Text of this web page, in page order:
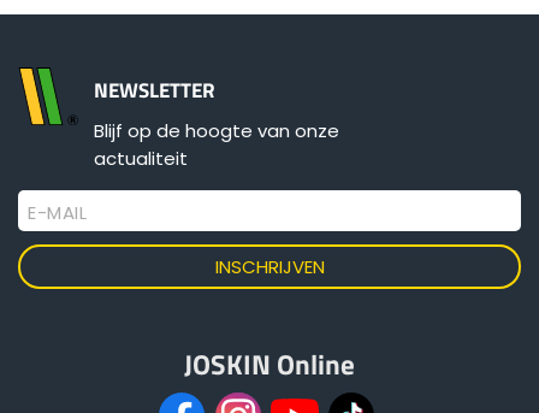
NEWSLETTER
Blijf op de hoogte van onze
actualiteit
E-MAIL
JOSKIN Online